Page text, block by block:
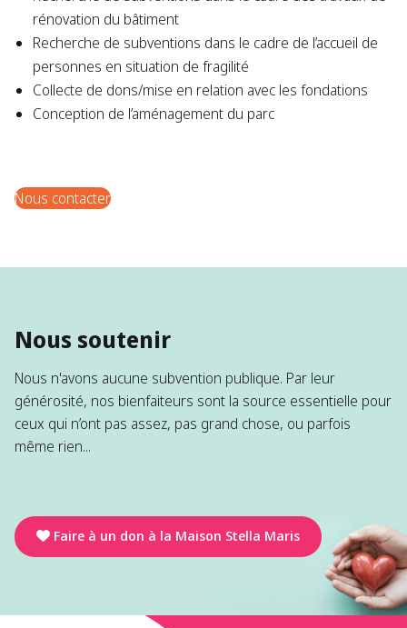
rénovation du bâtiment
Recherche de subventions dans le cadre de l’accueil de
personnes en situation de fragilité
Collecte de dons/mise en relation avec les fondations
Conception de l’aménagement du parc
Nous contacter
Nous soutenir
Nous n'avons aucune subvention publique. Par leur
générosité, nos bienfaiteurs sont la source essentielle pour
ceux qui n’ont pas assez, pas grand chose, ou parfois
même rien...
Faire à un don à la Maison Stella Maris